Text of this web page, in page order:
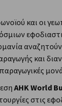
Greece
και οι
και
AHK World
στις